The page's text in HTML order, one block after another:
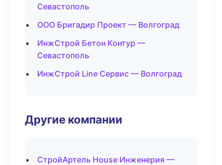
Севастополь
ООО Бригадир Проект — Волгоград
ИнжСтрой Бетон Контур —
Севастополь
ИнжСтрой Line Сервис — Волгоград
Другие компании
СтройАртель House Инженерия —